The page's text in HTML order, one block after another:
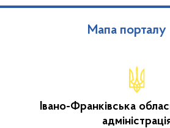
Мапа порталу
Івано-Франківська